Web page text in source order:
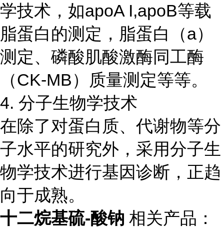
学技术，如apoA I,apoB等载
脂蛋白的测定，脂蛋白（a）
测定、磷酸肌酸激酶同工酶
（CK-MB）质量测定等等。
4. 分子生物学技术
在除了对蛋白质、代谢物等分
子水平的研究外，采用分子生
物学技术进行基因诊断，正趋
向于成熟。
十二烷基硫-酸钠 相关产品：